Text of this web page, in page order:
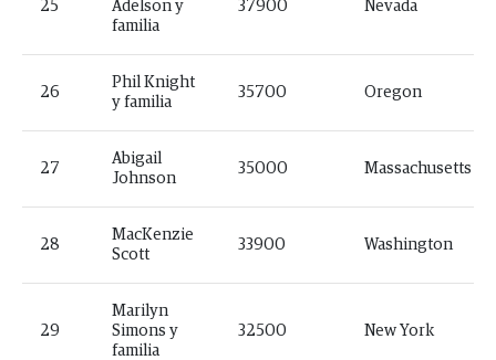
25
Adelson y
familia
37900 Nevada
26
Phil Knight
y familia
35700 Oregon
27
Abigail
Johnson
35000 Massachusetts
28
MacKenzie
Scott
33900 Washington
29
Marilyn
Simons y
familia
32500 New York